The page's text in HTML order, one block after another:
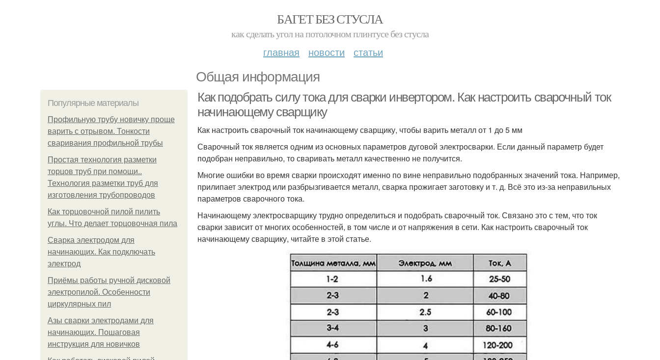
БАГЕТ БЕЗ СТУСЛА
как сделать угол на потолочном плинтусе без стусла
главная новости статьи
Общая информация
Популярные материалы
Профильную трубу новичку проще
варить с отрывом. Тонкости
сваривания профильной трубы
Простая технология разметки
торцов труб при помощи..
Технология разметки труб для
изготовления трубопроводов
Как торцовочной пилой пилить
углы. Что делает торцовочная пила
Сварка электродом для
начинающих. Как подключать
электрод
Приёмы работы ручной дисковой
электропилой. Особенности
циркулярных пил
Азы сварки электродами для
начинающих. Пошаговая
инструкция для новичков
Как подобрать силу тока для сварки инвертором. Как настроить сварочный ток
начинающему сварщику
Как настроить сварочный ток начинающему сварщику, чтобы варить металл от 1 до 5 мм
Сварочный ток является одним из основных параметров дуговой электросварки. Если данный параметр будет
подобран неправильно, то сваривать металл качественно не получится.
Многие ошибки во время сварки происходят именно по вине неправильно подобранных значений тока. Например,
прилипает электрод или разбрызгивается металл, сварка прожигает заготовку и т. д. Всё это из-за неправильных
параметров сварочного тока.
Начинающему электросварщику трудно определиться и подобрать сварочный ток. Связано это с тем, что ток
сварки зависит от многих особенностей, в том числе и от напряжения в сети. Как настроить сварочный ток
начинающему сварщику, читайте в этой статье.